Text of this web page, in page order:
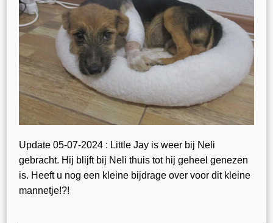
Update 05-07-2024 : Little Jay is weer bij Neli
gebracht. Hij blijft bij Neli thuis tot hij geheel genezen
is. Heeft u nog een kleine bijdrage over voor dit kleine
mannetje!?!